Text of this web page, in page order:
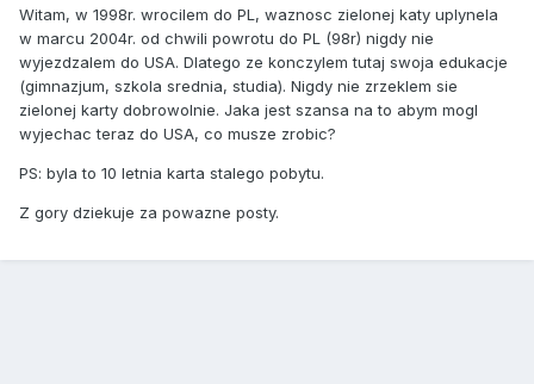
Witam, w 1998r. wrocilem do PL, waznosc zielonej katy uplynela
w marcu 2004r. od chwili powrotu do PL (98r) nigdy nie
wyjezdzalem do USA. Dlatego ze konczylem tutaj swoja edukacje
(gimnazjum, szkola srednia, studia). Nigdy nie zrzeklem sie
zielonej karty dobrowolnie. Jaka jest szansa na to abym mogl
wyjechac teraz do USA, co musze zrobic?
PS: byla to 10 letnia karta stalego pobytu.
Z gory dziekuje za powazne posty.